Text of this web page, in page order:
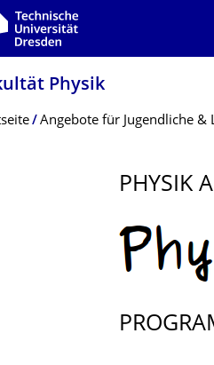
Physik
Menü
Angebote für Jugendliche &
PHYSIK